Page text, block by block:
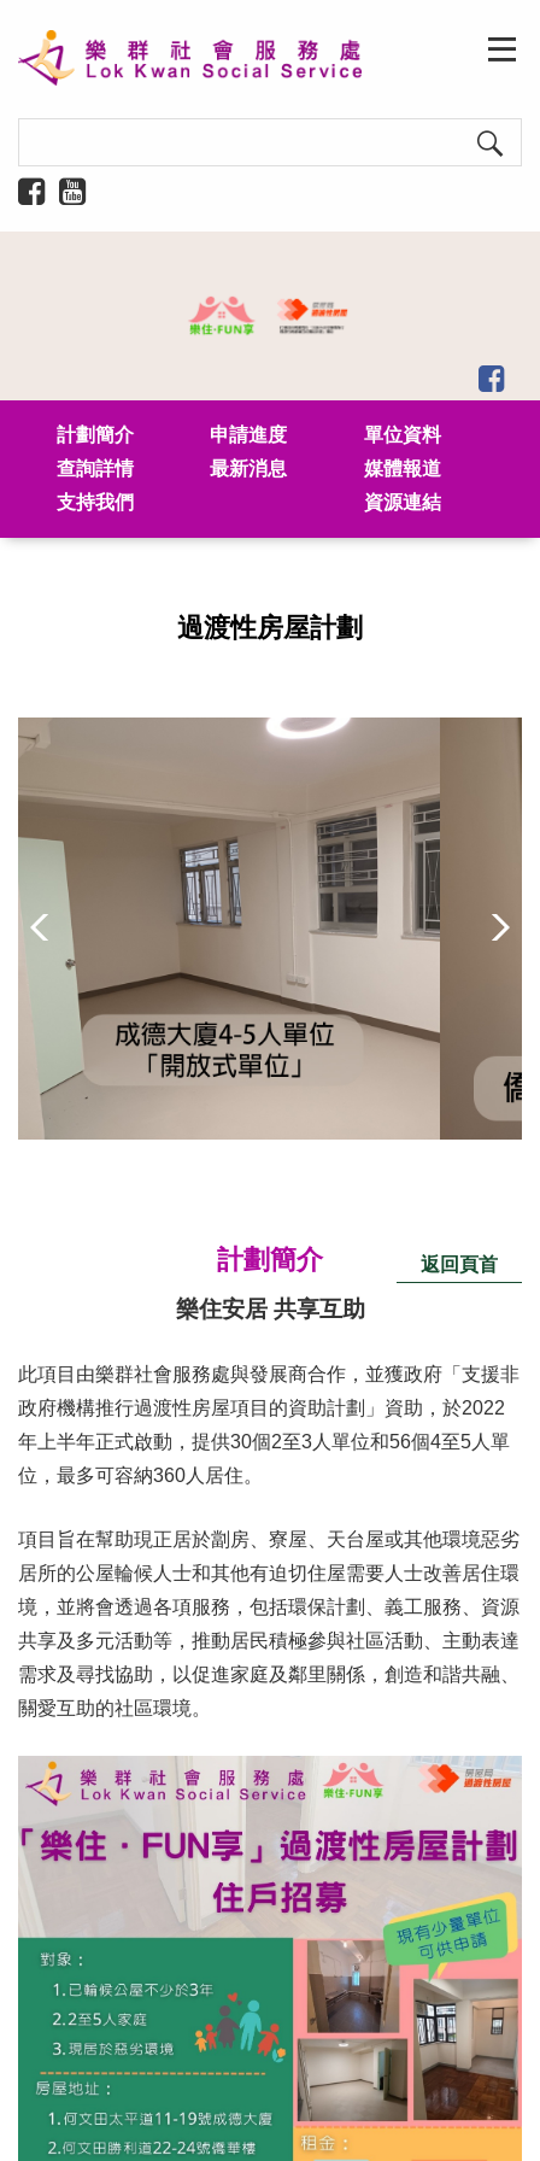
計劃簡介 申請進度
單位資料
查詢詳情
最新消息
媒體報道
支持我們
資源連結
過渡性房屋計劃
計劃簡介 返回頁首
樂住安居 共享互助
此項目由樂群社會服務處與發展商合作，並獲政府「支援非
政府機構推行過渡性房屋項目的資助計劃」資助，於2022
年上半年正式啟動，提供30個2至3 人單位和56個4至5 人單
位，最多可容納360 人居住。
項目旨在幫助現正居於劏房、寮屋、天台屋或其他環境惡劣
居所的公屋輪候人士和其他有迫切住屋需要人士改善居住環
境，並將會透過各項服務，包括環保計劃、義工服務、資源
共享及多元活動等，推動居民積極參與社區活動、主動表達
需求及尋找協助，以促進家庭及鄰里關係，創造和諧共融、
關愛互助的社區環境。